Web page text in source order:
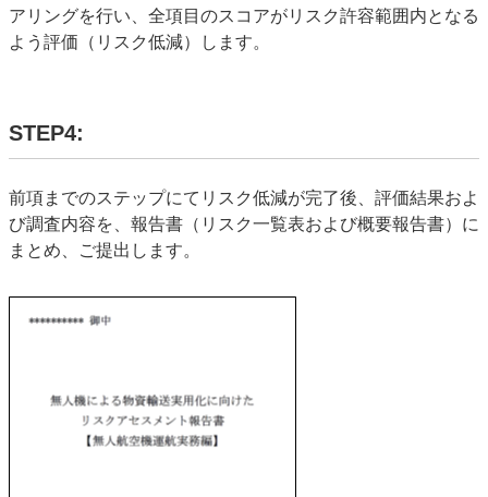
アリングを行い、全項目のスコアがリスク許容範囲内となる
よう評価（リスク低減）します。
STEP4:
前項までのステップにてリスク低減が完了後、評価結果およ
び調査内容を、報告書（リスク一覧表および概要報告書）に
まとめ、ご提出します。